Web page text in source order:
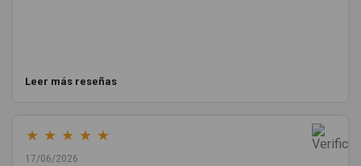
Leer más reseñas
★ ★ ★ ★ ★
17/06/2026